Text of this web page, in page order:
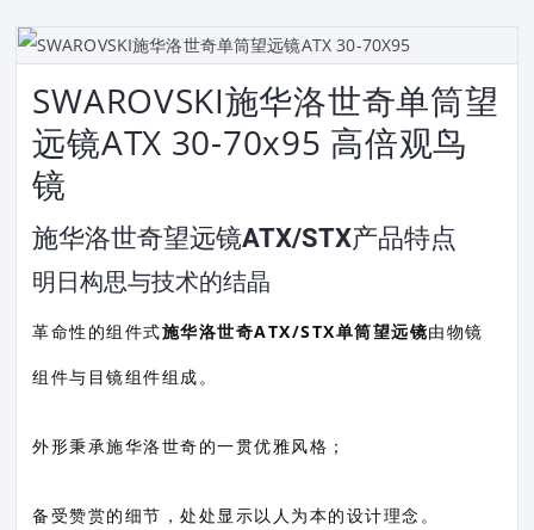
SWAROVSKI施华洛世奇单筒望
远镜ATX 30-70x95 高倍观鸟
镜
施华洛世奇望远镜ATX/STX产品特点
明日构思与技术的结晶
革命性的组件式施华洛世奇ATX/STX单筒望远镜由物镜
组件与目镜组件组成。
外形秉承施华洛世奇的一贯优雅风格；
备受赞赏的细节，处处显示以人为本的设计理念。